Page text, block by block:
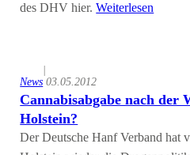
des DHV hier.Weiterlesen
News
|
03.05.2012
Cannabisabgabe nach der
Holstein?
Der Deutsche Hanf Verband hat